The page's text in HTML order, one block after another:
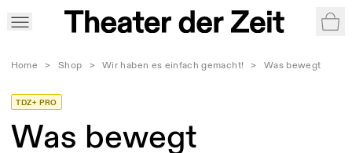
Home > Shop > Wir haben es einfach gemacht! > Was bewegt
TDZ+ PRO
Was bewegt